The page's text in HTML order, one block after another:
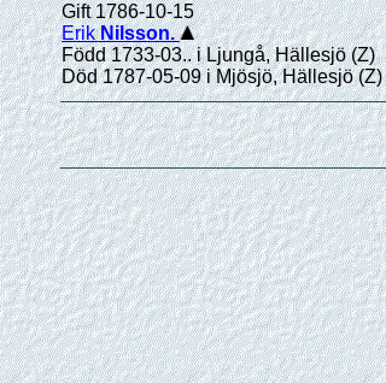
Gift 1786-10-15
Erik Nilsson.
Född 1733-03.. i Ljungå, Hällesjö (Z)
Död 1787-05-09 i Mjösjö, Hällesjö (Z)